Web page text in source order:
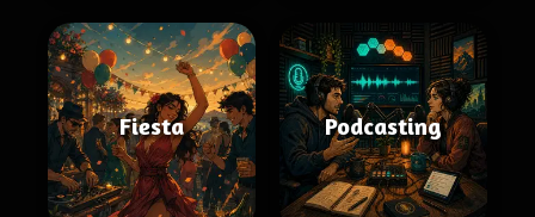
Fiesta Podcasting